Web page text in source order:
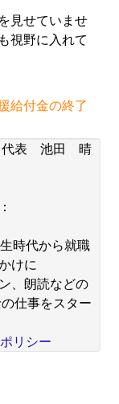
見せていませ
視野に入れて
給付金の終了
代表 池田 晴
時代から就職
けに
、朗読などの
仕事をスター
リシー